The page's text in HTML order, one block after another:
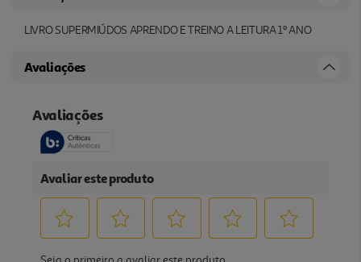
LIVRO SUPERMIÚDOS APRENDO E TREINO A LEITURA 1º ANO
Avaliações